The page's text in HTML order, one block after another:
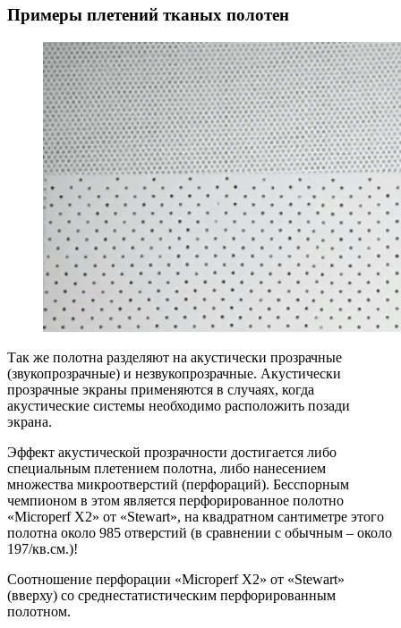
Примеры плетений тканых полотен
Так же полотна разделяют на акустически прозрачные
(звукопрозрачные) и незвукопрозрачные. Акустически
прозрачные экраны применяются в случаях, когда
акустические системы необходимо расположить позади
экрана.
Эффект акустической прозрачности достигается либо
специальным плетением полотна, либо нанесением
множества микроотверстий (перфораций). Бесспорным
чемпионом в этом является перфорированное полотно
«Microperf X2» от «Stewart», на квадратном сантиметре этого
полотна около 985 отверстий (в сравнении с обычным – около
197/кв.см.)!
Соотношение перфорации «Microperf X2» от «Stewart»
(вверху) со среднестатистическим перфорированным
полотном.